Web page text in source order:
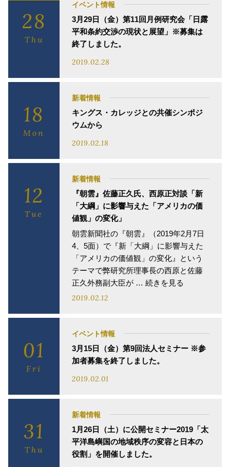
28
Thu
イベント情報
3月29日（金）第11回月例研究会「日露
平和条約交渉の現状と展望」※募集は
終了しました。
2019.02.28
18
Mon
新着情報
キングス・カレッジとの共催シンポジ
ウムから
2019.02.18
12
Tue
新着情報
『朝雲』佐藤正久氏、西原正対談「新
「大綱」に影響与えた「アメリカの価
値観」の変化」
朝雲新聞社の『朝雲』（2019年2月7日
4、5面）で『新「大綱」に影響与えた
「アメリカの価値観」の変化』という
テーマで弊研究所理事長の西原と佐藤
正久外務副大臣が … 続きを見る
2019.02.12
01
Fri
イベント情報
3月15日（金）第9回法人セミナー ※参
加者募集を終了しました。
2019.02.01
31
Thu
新着情報
1月26日（土）に公開セミナー2019「太
平洋島嶼国の地域秩序の変容と日本の
役割」を開催しました。